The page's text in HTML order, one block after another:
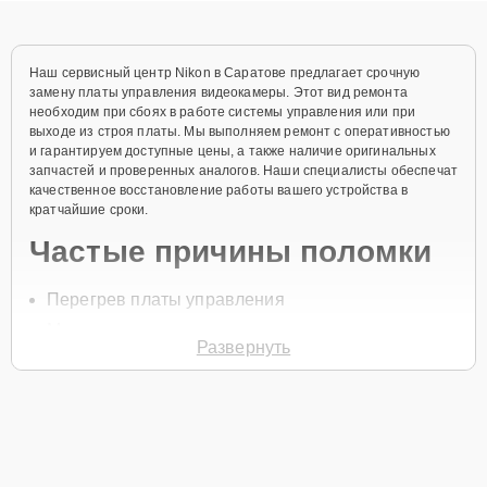
Наш сервисный центр Nikon в Саратове предлагает срочную
замену платы управления видеокамеры. Этот вид ремонта
необходим при сбоях в работе системы управления или при
выходе из строя платы. Мы выполняем ремонт с оперативностью
и гарантируем доступные цены, а также наличие оригинальных
запчастей и проверенных аналогов. Наши специалисты обеспечат
качественное восстановление работы вашего устройства в
кратчайшие сроки.
Частые причины поломки
Перегрев платы управления
Влияние влаги или пыли
Развернуть